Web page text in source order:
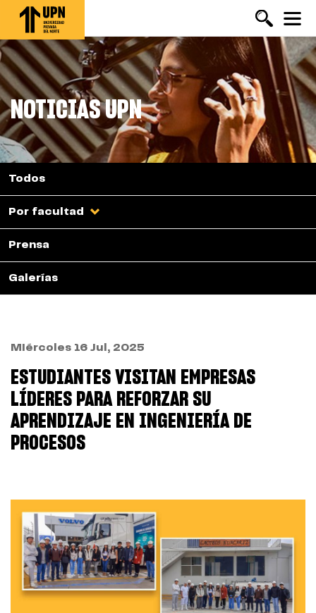
Pasar
contenido
principal
NOTICIAS UPN
Todos
Por facultad
Prensa
Galerías
Miércoles 16 Jul, 2025
ESTUDIANTES VISITAN EMPRESAS
LÍDERES PARA REFORZAR SU
APRENDIZAJE EN INGENIERÍA DE
PROCESOS